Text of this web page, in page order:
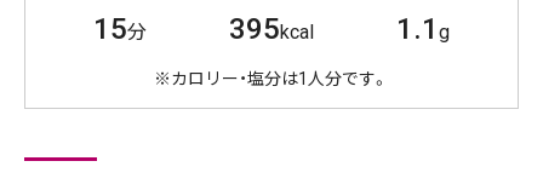
15分 395kcal 1.1g
※カロリー・塩分は1人分です。